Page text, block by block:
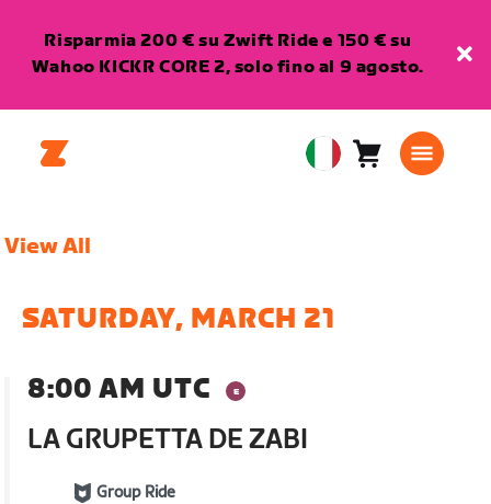
Risparmia 200 € su Zwift Ride e 150 € su
Wahoo KICKR CORE 2, solo fino al 9 agosto.
EuropeanCarrello0
View All
SATURDAY, MARCH 21
8:00 AM UTC
LA GRUPETTA DE ZABI
Group Ride